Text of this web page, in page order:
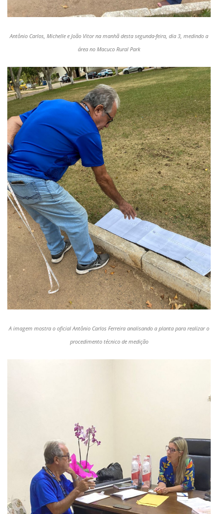
Antônio Carlos, Michelle e João Vitor na manhã desta segunda-feira, dia 3, medindo a
área no Macuco Rural Park
A imagem mostra o oficial Antônio Carlos Ferreira analisando a planta para realizar o
procedimento técnico de medição